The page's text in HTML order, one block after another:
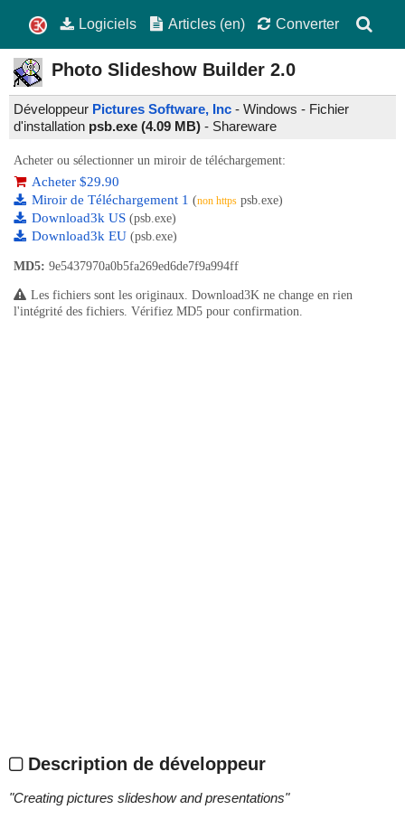
Logiciels Articles (en) Converter
Photo Slideshow Builder 2.0
Développeur Pictures Software, Inc - Windows - Fichier
d'installation psb.exe (4.09 MB) - Shareware
Acheter ou sélectionner un miroir de téléchargement:
Acheter $29.90
Miroir de Téléchargement 1 (non https psb.exe)
Download3k US (psb.exe)
Download3k EU (psb.exe)
MD5: 9e5437970a0b5fa269ed6de7f9a994ff
Les fichiers sont les originaux. Download3K ne change en rien
l'intégrité des fichiers. Vérifiez MD5 pour confirmation.
Description de développeur
"Creating pictures slideshow and presentations"